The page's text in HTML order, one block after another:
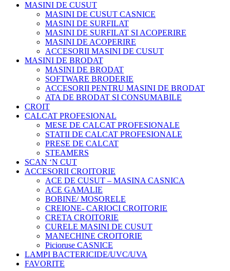
MASINI DE CUSUT
MASINI DE CUSUT CASNICE
MASINI DE SURFILAT
MASINI DE SURFILAT SI ACOPERIRE
MASINI DE ACOPERIRE
ACCESORII MASINI DE CUSUT
MASINI DE BRODAT
MASINI DE BRODAT
SOFTWARE BRODERIE
ACCESORII PENTRU MASINI DE BRODAT
ATA DE BRODAT SI CONSUMABILE
CROIT
CALCAT PROFESIONAL
MESE DE CALCAT PROFESIONALE
STATII DE CALCAT PROFESIONALE
PRESE DE CALCAT
STEAMERS
SCAN ‘N CUT
ACCESORII CROITORIE
ACE DE CUSUT – MASINA CASNICA
ACE GAMALIE
BOBINE/ MOSORELE
CREIONE- CARIOCI CROITORIE
CRETA CROITORIE
CURELE MASINI DE CUSUT
MANECHINE CROITORIE
Picioruse CASNICE
LAMPI BACTERICIDE/UVC/UVA
FAVORITE